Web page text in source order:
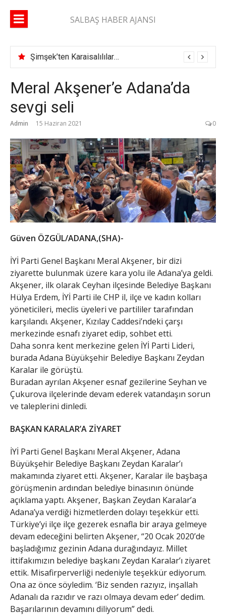
SALBAŞ HABER AJANSI
Şimşek’ten Karaisalılılara çağrı: “Yüzde 10’unuz gelse daha çok çok hizmet alırız”
Meral Akşener’e Adana’da
sevgi seli
Admin 15 Haziran 2021 0
Güven ÖZGÜL/ADANA,(SHA)-
İYİ Parti Genel Başkanı Meral Akşener, bir dizi
ziyarette bulunmak üzere kara yolu ile Adana’ya geldi.
Akşener, ilk olarak Ceyhan ilçesinde Belediye Başkanı
Hülya Erdem, İYİ Parti ile CHP il, ilçe ve kadın kolları
yöneticileri, meclis üyeleri ve partililer tarafından
karşılandı. Akşener, Kızılay Caddesi’ndeki çarşı
merkezinde esnafı ziyaret edip, sohbet etti.
Daha sonra kent merkezine gelen İYİ Parti Lideri,
burada Adana Büyükşehir Belediye Başkanı Zeydan
Karalar ile görüştü.
Buradan ayrılan Akşener esnaf gezilerine Seyhan ve
Çukurova ilçelerinde devam ederek vatandaşın sorun
ve taleplerini dinledi.
BAŞKAN KARALAR’A ZİYARET
İYİ Parti Genel Başkanı Meral Akşener, Adana
Büyükşehir Belediye Başkanı Zeydan Karalar’ı
makamında ziyaret etti. Akşener, Karalar ile başbaşa
görüşmenin ardından belediye binasının önünde
açıklama yaptı. Akşener, Başkan Zeydan Karalar’a
Adana’ya verdiği hizmetlerden dolayı teşekkür etti.
Türkiye’yi ilçe ilçe gezerek esnafla bir araya gelmeye
devam edeceğini belirten Akşener, “20 Ocak 2020’de
başladığımız gezinin Adana durağındayız. Millet
ittifakımızın belediye başkanı Zeydan Karalar’ı ziyaret
ettik. Misafirperverliği nedeniyle teşekkür ediyorum.
Ona az önce söyledim. ‘Biz senden razıyız, inşallah
Adanalı da razıdır ve razı olmaya devam eder’ dedim.
Başarılarının devamını diliyorum” dedi.